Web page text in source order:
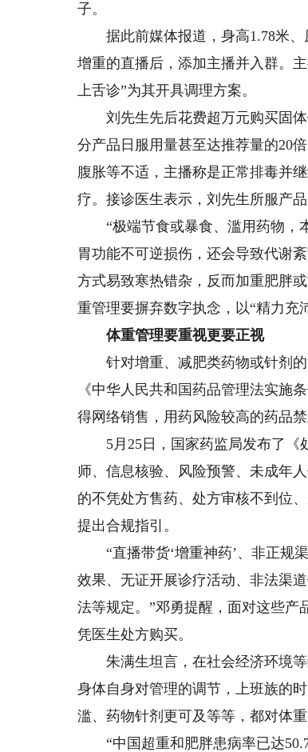
子。
据此前媒体报道，身高1.78米、
增重的直播后，添加主播并入群。
上舌诊”为其开具调理方案。
刘先生先后花费超万元购买固体
分产品日服用量甚至达推荐量的20
腹胀等不适，主播称是正常排毒并
疗。接诊医生表示，刘先生所服产
“极端节食或暴食、滥用药物，
胃功能不可逆损伤，还会导致代谢
方式易致寒热错杂，反而加重肥胖
重管理要摒弃数字执念，以“精力充
体重管理要重视更要正视
针对增重、减肥类药物或针剂的
《中华人民共和国药品管理法实施
得网络销售，用药风险较高的药品
5月25日，国家药监局发布了《
师、信息核验、风险预警、未成年
的不凭处方售药、处方审核不到位
提出合规指引。
“直播带货‘增重神药’、非正规渠
效果、无证开展诊疗活动、非法渠
法等规定。”邓勇提醒，面对这些产
凭医生处方购买。
朱满生坦言，在社会经济环境等
身体自身对管理的调节，上班族的
滥、药物针剂更可及等等，都对体
“中国超重和肥胖患病率已达